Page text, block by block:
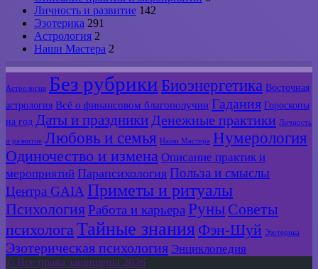
Личность и развитие 142
Эзотерика 291
Астрология 2
Наши Мастера 2
Астрология Без рубрики Биоэнергетика Восточная
астрология Всё о финансовом благополучии Гадания Гороскопы
на год Даты и праздники Денежные практики Личность
и развитие Любовь и семья Наши Мастера Нумерология
Одиночество и измена Описание практик и
мероприятий Парапсихология Польза и смыслы
Центра GAIA Приметы и ритуалы
ПсихологияРабота и карьера Руны Советы
психологаТайные знания Фэн-Шуй Эзотерика
Эзотерическая психология Энциклопедия
© Все права защищены 2026